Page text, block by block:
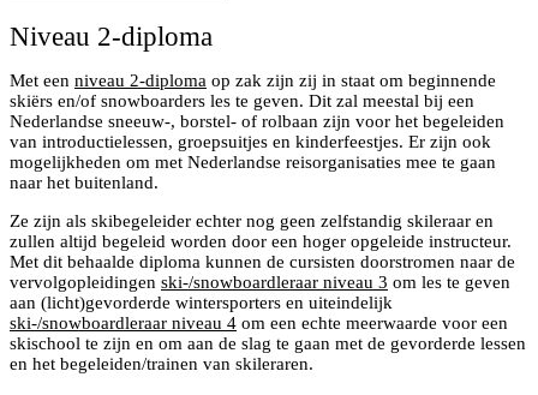
Niveau 2-diploma
Met een niveau 2-diploma op zak zijn zij in staat om beginnende
skiërs en/of snowboarders les te geven. Dit zal meestal bij een
Nederlandse sneeuw-, borstel- of rolbaan zijn voor het begeleiden
van introductielessen, groepsuitjes en kinderfeestjes. Er zijn ook
mogelijkheden om met Nederlandse reisorganisaties mee te gaan
naar het buitenland.
Ze zijn als skibegeleider echter nog geen zelfstandig skileraar en
zullen altijd begeleid worden door een hoger opgeleide instructeur.
Met dit behaalde diploma kunnen de cursisten doorstromen naar de
vervolgopleidingen ski-/snowboardleraar niveau 3 om les te geven
aan (licht)gevorderde wintersporters en uiteindelijk
ski-/snowboardleraar niveau 4 om een echte meerwaarde voor een
skischool te zijn en om aan de slag te gaan met de gevorderde lessen
en het begeleiden/trainen van skileraren.